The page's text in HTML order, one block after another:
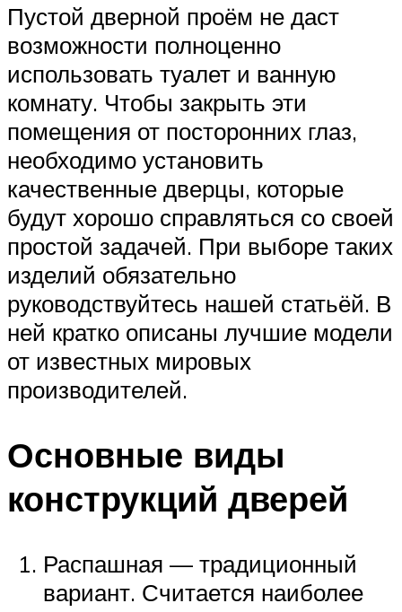
Пустой дверной проём не даст
возможности полноценно
использовать туалет и ванную
комнату. Чтобы закрыть эти
помещения от посторонних глаз,
необходимо установить
качественные дверцы, которые
будут хорошо справляться со своей
простой задачей. При выборе таких
изделий обязательно
руководствуйтесь нашей статьёй. В
ней кратко описаны лучшие модели
от известных мировых
производителей.
Основные виды
конструкций дверей
Распашная — традиционный
вариант. Считается наиболее